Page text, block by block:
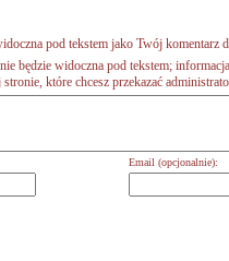
pod tekstem jako Twój komentarz
będzie widoczna pod tekstem;
które chcesz przekazać
Email (opcjonalnie):